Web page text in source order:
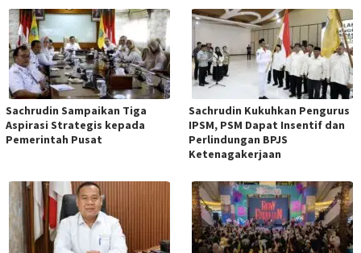
Sachrudin Sampaikan Tiga
Aspirasi Strategis kepada
Pemerintah Pusat
Sachrudin Kukuhkan Pengurus
IPSM, PSM Dapat Insentif dan
Perlindungan BPJS
Ketenagakerjaan